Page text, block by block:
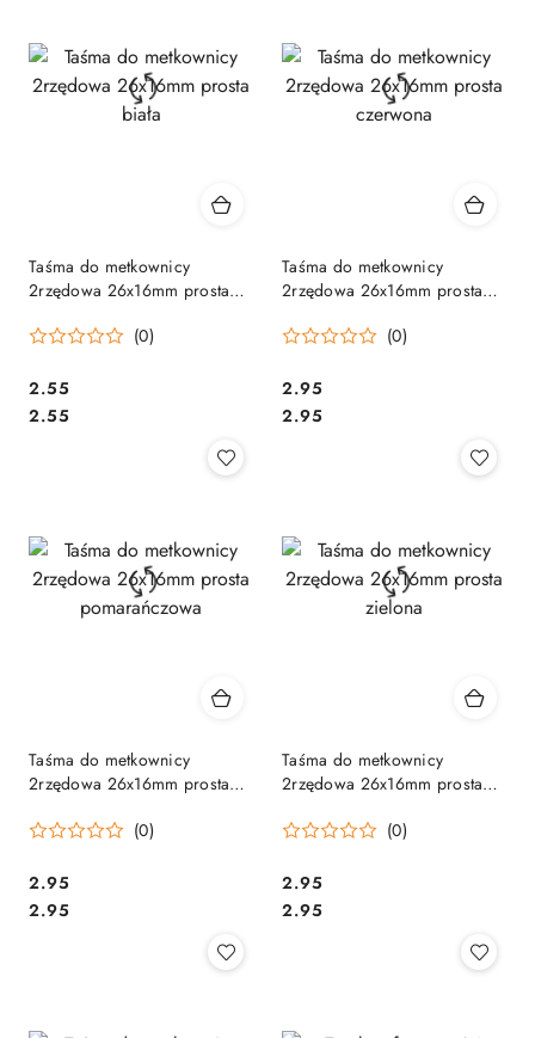
Taśma do metkownicy
2rzędowa 26x16mm prosta
(0)
Cena:
2.55
Cena:
2.55
Taśma do metkownicy
2rzędowa 26x16mm prosta
(0)
Cena:
2.95
Cena:
2.95
Taśma do metkownicy
2rzędowa 26x16mm prosta
(0)
Cena:
2.95
Cena:
2.95
Taśma do metkownicy
2rzędowa 26x16mm prosta
(0)
Cena:
2.95
Cena:
2.95